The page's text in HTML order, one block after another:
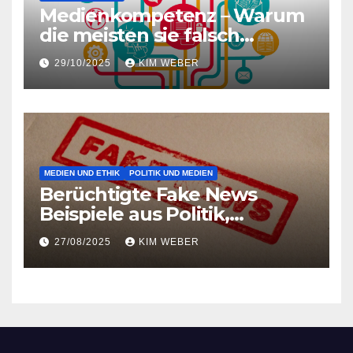
Medienkompetenz – Warum
die meisten sie falsch
verstehen und was wirklich
zählt
29/10/2025 KIM WEBER
MEDIEN UND ETHIK POLITIK UND MEDIEN
Berüchtigte Fake News
Beispiele aus Politik,
Pandemie und Popkultur
entlarvt
27/08/2025 KIM WEBER